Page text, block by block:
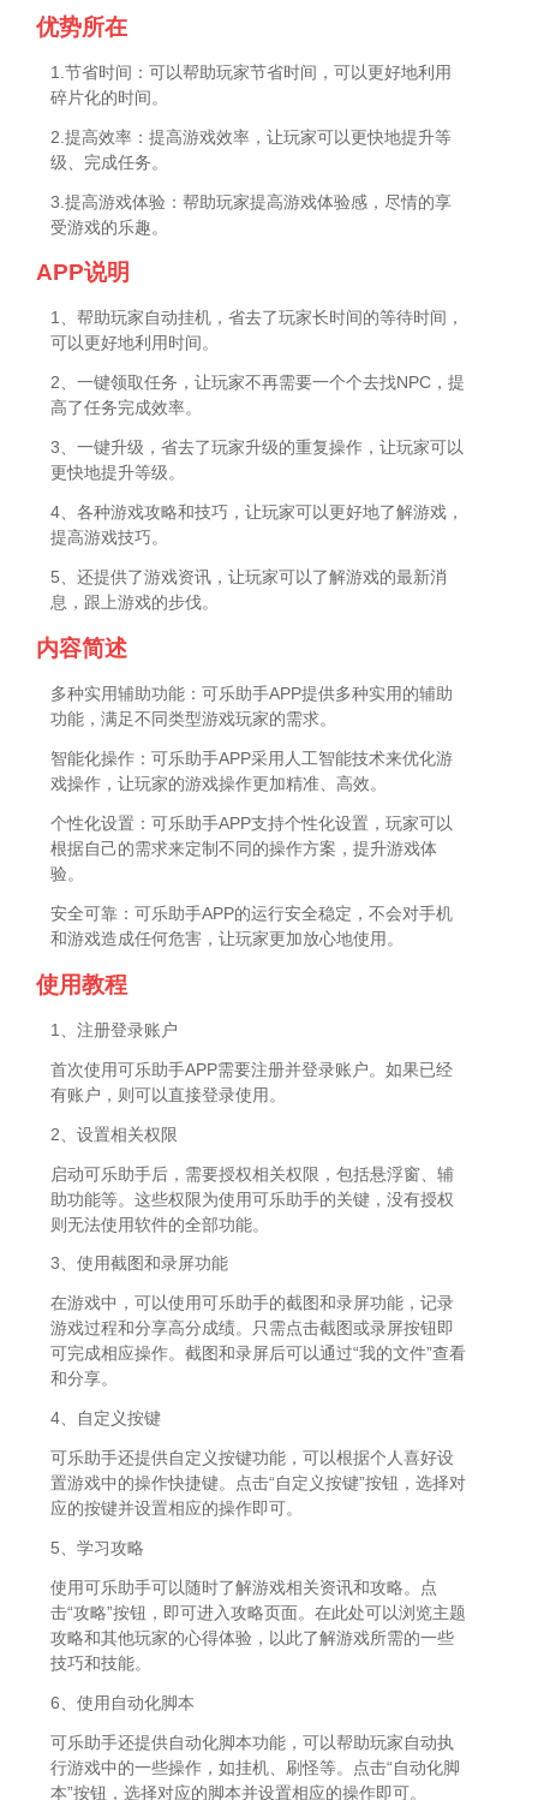
优势所在
1.节省时间：可以帮助玩家节省时间，可以更好地利用
碎片化的时间。
2.提高效率：提高游戏效率，让玩家可以更快地提升等
级、完成任务。
3.提高游戏体验：帮助玩家提高游戏体验感，尽情的享
受游戏的乐趣。
APP说明
1、帮助玩家自动挂机，省去了玩家长时间的等待时间，
可以更好地利用时间。
2、一键领取任务，让玩家不再需要一个个去找NPC，提
高了任务完成效率。
3、一键升级，省去了玩家升级的重复操作，让玩家可以
更快地提升等级。
4、各种游戏攻略和技巧，让玩家可以更好地了解游戏，
提高游戏技巧。
5、还提供了游戏资讯，让玩家可以了解游戏的最新消
息，跟上游戏的步伐。
内容简述
多种实用辅助功能：可乐助手APP提供多种实用的辅助
功能，满足不同类型游戏玩家的需求。
智能化操作：可乐助手APP采用人工智能技术来优化游
戏操作，让玩家的游戏操作更加精准、高效。
个性化设置：可乐助手APP支持个性化设置，玩家可以
根据自己的需求来定制不同的操作方案，提升游戏体
验。
安全可靠：可乐助手APP的运行安全稳定，不会对手机
和游戏造成任何危害，让玩家更加放心地使用。
使用教程
1、注册登录账户
首次使用可乐助手APP需要注册并登录账户。如果已经
有账户，则可以直接登录使用。
2、设置相关权限
启动可乐助手后，需要授权相关权限，包括悬浮窗、辅
助功能等。这些权限为使用可乐助手的关键，没有授权
则无法使用软件的全部功能。
3、使用截图和录屏功能
在游戏中，可以使用可乐助手的截图和录屏功能，记录
游戏过程和分享高分成绩。只需点击截图或录屏按钮即
可完成相应操作。截图和录屏后可以通过“我的文件”查看
和分享。
4、自定义按键
可乐助手还提供自定义按键功能，可以根据个人喜好设
置游戏中的操作快捷键。点击“自定义按键”按钮，选择对
应的按键并设置相应的操作即可。
5、学习攻略
使用可乐助手可以随时了解游戏相关资讯和攻略。点
击“攻略”按钮，即可进入攻略页面。在此处可以浏览主题
攻略和其他玩家的心得体验，以此了解游戏所需的一些
技巧和技能。
6、使用自动化脚本
可乐助手还提供自动化脚本功能，可以帮助玩家自动执
行游戏中的一些操作，如挂机、刷怪等。点击“自动化脚
本”按钮，选择对应的脚本并设置相应的操作即可。